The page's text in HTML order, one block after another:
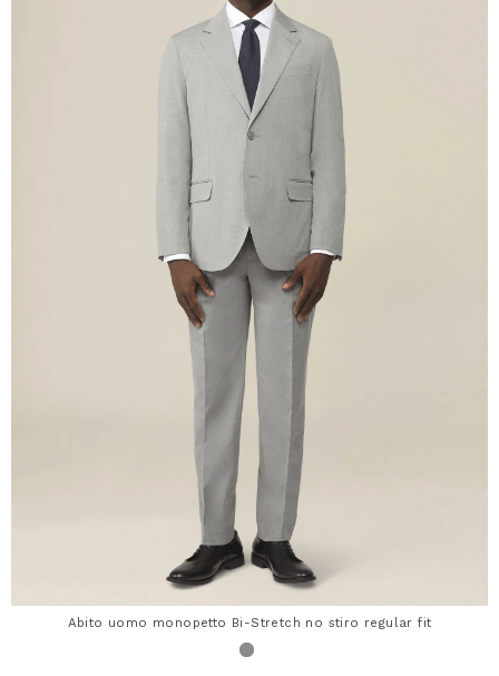
Abito uomo monopetto Bi-Stretch no stiro regular fit